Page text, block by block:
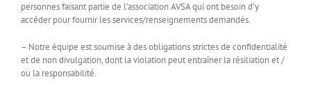
personnes faisant partie de l’association AVSA qui ont besoin d’y
accéder pour fournir les services/renseignements demandés.
– Notre équipe est soumise à des obligations strictes de confidentialité
et de non divulgation, dont la violation peut entraîner la résiliation et /
ou la responsabilité.